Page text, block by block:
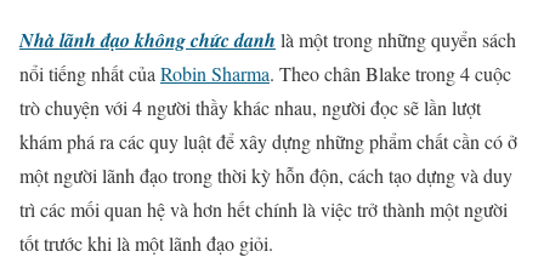
Nhà lãnh đạo không chức danh là một trong những quyển sách
nổi tiếng nhất của Robin Sharma. Theo chân Blake trong 4 cuộc
trò chuyện với 4 người thầy khác nhau, người đọc sẽ lần lượt
khám phá ra các quy luật để xây dựng những phẩm chất cần có ở
một người lãnh đạo trong thời kỳ hỗn độn, cách tạo dựng và duy
trì các mối quan hệ và hơn hết chính là việc trở thành một người
tốt trước khi là một lãnh đạo giỏi.